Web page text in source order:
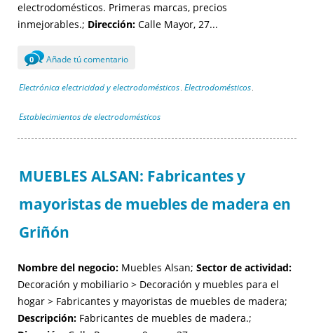
electrodomésticos. Primeras marcas, precios
inmejorables.; Dirección: Calle Mayor, 27...
0 Añade tú comentario
Electrónica electricidad y electrodomésticos , Electrodomésticos ,
Establecimientos de electrodomésticos
MUEBLES ALSAN: Fabricantes y
mayoristas de muebles de madera en
Griñón
Nombre del negocio: Muebles Alsan; Sector de actividad:
Decoración y mobiliario > Decoración y muebles para el
hogar > Fabricantes y mayoristas de muebles de madera;
Descripción: Fabricantes de muebles de madera.;